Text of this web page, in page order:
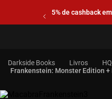
5% de cashback
Livros
Frankenstein: Monster Edition +